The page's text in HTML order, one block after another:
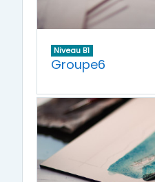
Niveau B1
Groupe6